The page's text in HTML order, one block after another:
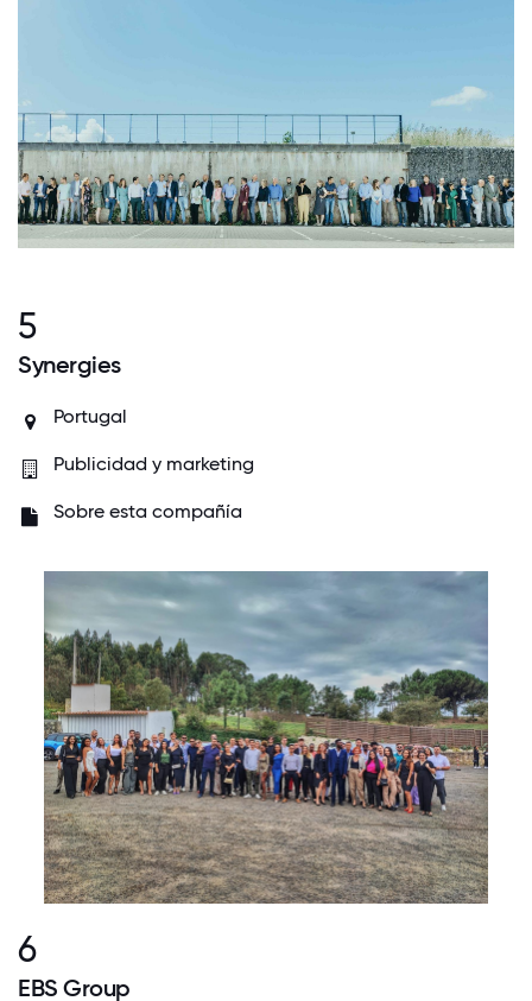
5
Synergies
Portugal
Publicidad y marketing
Sobre esta compañía
6
EBS Group